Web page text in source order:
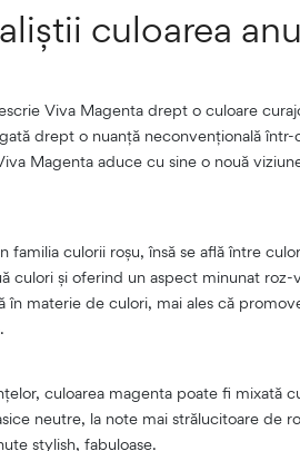
culoarea
Viva Magenta drept o culoare
drept o nuanță neconvențională într-
Magenta aduce cu sine o nouă
culorii roșu, însă se află între
culori și oferind un aspect minunat roz-
materie de culori, mai ales că
culoarea magenta poate fi mixată
neutre, la note mai strălucitoare de
stylish, fabuloase.